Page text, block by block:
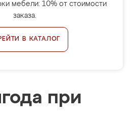
мебели: 10% от стоимости
заказа.
В КАТАЛОГ
при